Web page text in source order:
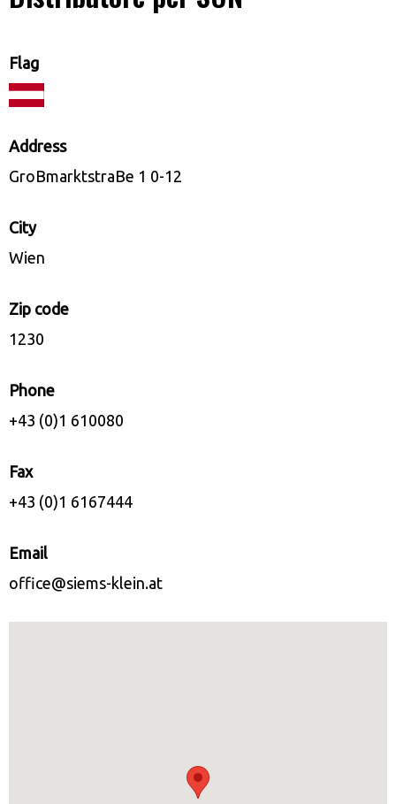
Flag
Address
GroBmarktstraBe 1 0-12
City
Wien
Zip code
1230
Phone
+43 (0)1 610080
Fax
+43 (0)1 6167444
Email
office@siems-klein.at